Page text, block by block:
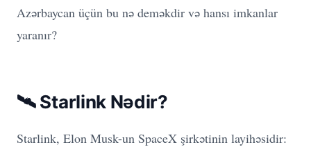
Azərbaycan üçün bu nə deməkdir və hansı imkanlar
yaranır?
🛰️ Starlink Nədir?
Starlink, Elon Musk-un SpaceX şirkətinin layihəsidir: